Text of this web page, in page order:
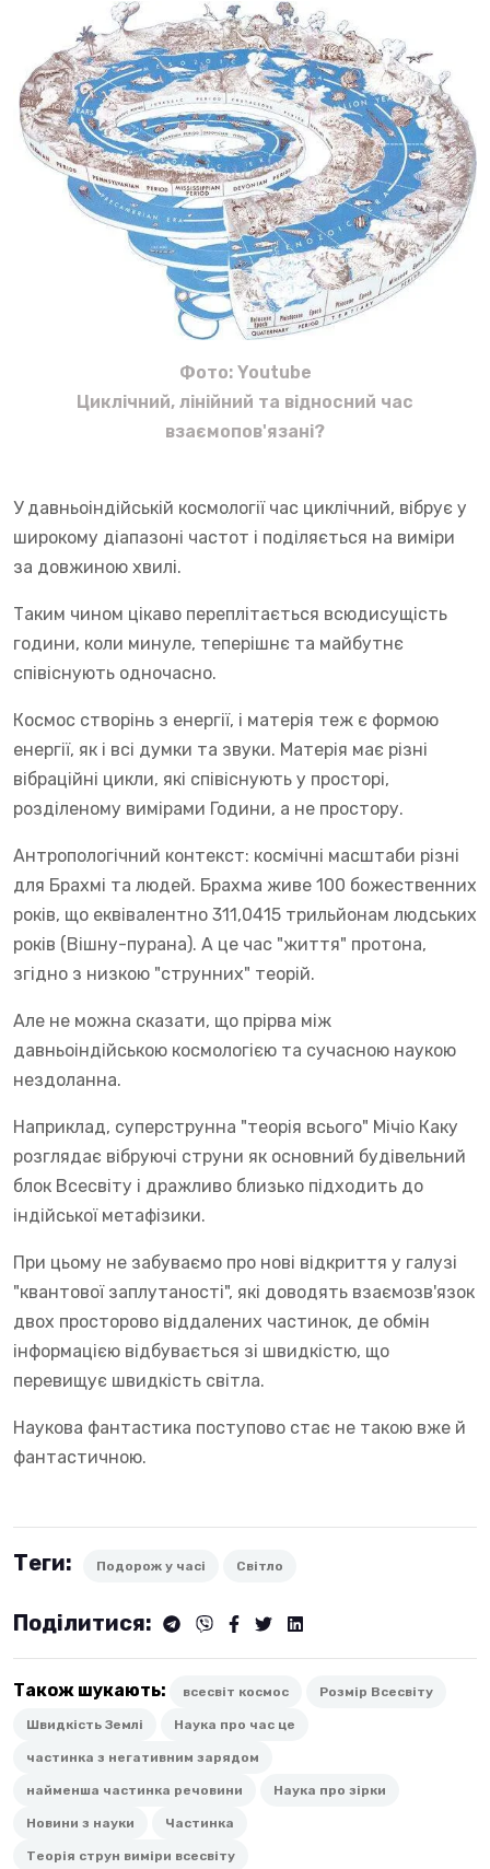
Фото: Youtube
Циклічний, лінійний та відносний час
взаємопов'язані?
У давньоіндійській космології час циклічний, вібрує у
широкому діапазоні частот і поділяється на виміри
за довжиною хвилі.
Таким чином цікаво переплітається всюдисущість
години, коли минуле, теперішнє та майбутнє
співіснують одночасно.
Космос створінь з енергії, і матерія теж є формою
енергії, як і всі думки та звуки. Матерія має різні
вібраційні цикли, які співіснують у просторі,
розділеному вимірами Години, а не простору.
Антропологічний контекст: космічні масштаби різні
для Брахмі та людей. Брахма живе 100 божественних
років, що еквівалентно 311,0415 трильйонам людських
років (Вішну-пурана). А це час "життя" протона,
згідно з низкою "струнних" теорій.
Але не можна сказати, що прірва між
давньоіндійською космологією та сучасною наукою
нездоланна.
Наприклад, суперструнна "теорія всього" Мічіо Каку
розглядає вібруючі струни як основний будівельний
блок Всесвіту і дражливо близько підходить до
індійської метафізики.
При цьому не забуваємо про нові відкриття у галузі
"квантової заплутаності", які доводять взаємозв'язок
двох просторово віддалених частинок, де обмін
інформацією відбувається зі швидкістю, що
перевищує швидкість світла.
Наукова фантастика поступово стає не такою вже й
фантастичною.
Теги: Подорож у часі Світло
Поділитися:
Також шукають: всесвіт космос Розмір Всесвіту
Швидкість Землі Наука про час це
частинка з негативним зарядом
найменша частинка речовини Наука про зірки
Новини з науки Частинка
Теорія струн виміри всесвіту